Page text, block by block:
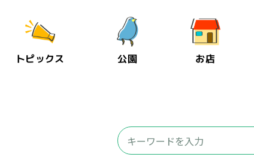
トピックス 公園 お店